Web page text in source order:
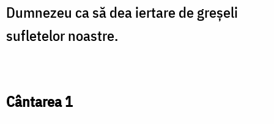
Dumnezeu ca să dea iertare de greşeli
sufletelor noastre.
Cântarea 1